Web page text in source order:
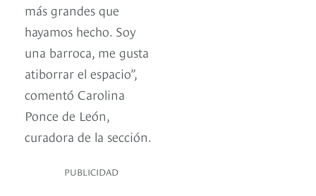
más grandes que
hayamos hecho. Soy
una barroca, me gusta
atiborrar el espacio”,
comentó Carolina
Ponce de León,
curadora de la sección.
PUBLICIDAD